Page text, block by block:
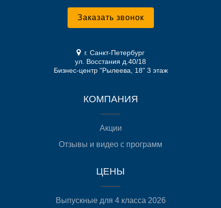
Заказать звонок
г. Санкт-Петербург
ул. Восстания д.40/18
Бизнес-центр "Рылеева, 18" 3 этаж
КОМПАНИЯ
Акции
Отзывы и видео с программ
ЦЕНЫ
Выпускные для 4 класса 2026